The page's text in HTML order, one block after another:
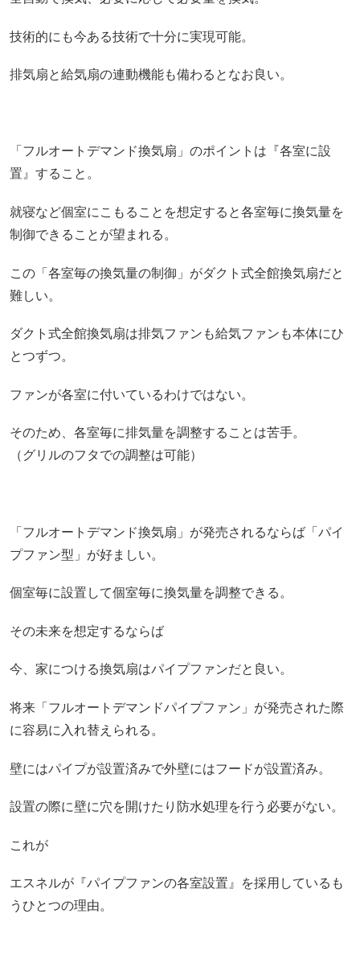
技術的にも今ある技術で十分に実現可能。
排気扇と給気扇の連動機能も備わるとなお良い。
「フルオートデマンド換気扇」のポイントは『各室に設
置』すること。
就寝など個室にこもることを想定すると各室毎に換気量を
制御できることが望まれる。
この「各室毎の換気量の制御」がダクト式全館換気扇だと
難しい。
ダクト式全館換気扇は排気ファンも給気ファンも本体にひ
とつずつ。
ファンが各室に付いているわけではない。
そのため、各室毎に排気量を調整することは苦手。
（グリルのフタでの調整は可能）
「フルオートデマンド換気扇」が発売されるならば「パイ
プファン型」が好ましい。
個室毎に設置して個室毎に換気量を調整できる。
その未来を想定するならば
今、家につける換気扇はパイプファンだと良い。
将来「フルオートデマンドパイプファン」が発売された際
に容易に入れ替えられる。
壁にはパイプが設置済みで外壁にはフードが設置済み。
設置の際に壁に穴を開けたり防水処理を行う必要がない。
これが
エスネルが『パイプファンの各室設置』を採用しているも
うひとつの理由。